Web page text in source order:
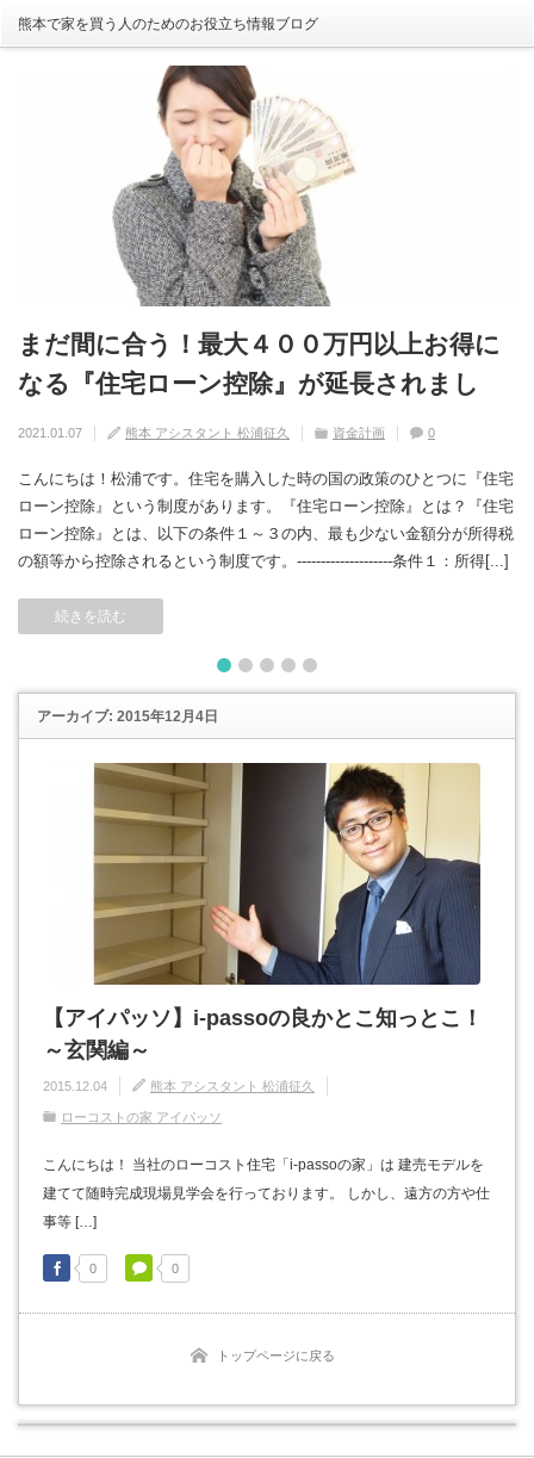
熊本で家を買う人のためのお役立ち情報ブログ
まだ間に合う！最大４００万円以上お得に
なる『住宅ローン控除』が延長されまし
た！
2021.01.07 熊本 アシスタント 松浦征久 資金計画 0
こんにちは！松浦です。住宅を購入した時の国の政策のひとつに『住宅
ローン控除』という制度があります。『住宅ローン控除』とは？『住宅
ローン控除』とは、以下の条件１～３の内、最も少ない金額分が所得税
の額等から控除されるという制度です。--------------------条件１：所得[...]
続きを読む
自分の家がいわゆる『欠陥住宅』ならない
ように気を付けるためには？
2020.09.17 熊本 アシスタント 松浦征久 住宅の豆知識 家づくり
建売住宅と注文住宅の寿命は違う！？
2020.08.29 熊本 アシスタント 松浦征久 住宅の豆知識 家づくり
住宅の中でも熱中症にかかる！？原因や対
策は？
2020.08.27
熊本 アシスタント 松浦征久
【火災保険】万が一の災害や事故の時にど
こまで補償されるの？
2020.07.11 熊本 アシスタント 松浦征久 住宅の豆知識
家づくり
1 2 3 4
アーカイブ: 2015年12月4日
【アイパッソ】i-passoの良かとこ知っとこ！
～玄関編～
2015.12.04 熊本 アシスタント 松浦征久
ローコストの家 アイパッソ
こんにちは！ 当社のローコスト住宅「i-passoの家」は 建売モデルを
建てて随時完成現場見学会を行っております。 しかし、遠方の方や仕
事等 […]
0 0
トップページに戻る